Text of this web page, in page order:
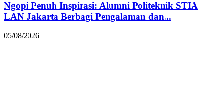
Ngopi Penuh Inspirasi: Alumni Politeknik STIA
LAN Jakarta Berbagi Pengalaman dan...
05/08/2026